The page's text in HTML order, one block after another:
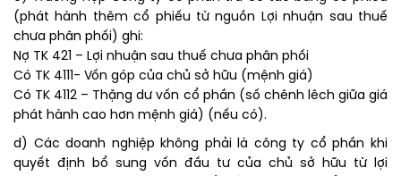
(phát hành thêm cổ phiếu từ nguồn Lợi nhuận sau thuế
chưa phân phối) ghi:
Nợ TK 421 – Lợi nhuận sau thuế chưa phân phối
Có TK 4111- Vốn góp của chủ sở hữu (mệnh giá)
Có TK 4112 – Thặng dư vốn cổ phần (số chênh lêch giữa giá
phát hành cao hơn mệnh giá) (nếu có).
d) Các doanh nghiệp không phải là công ty cổ phần khi
quyết định bổ sung vốn đầu tư của chủ sở hữu từ lợi